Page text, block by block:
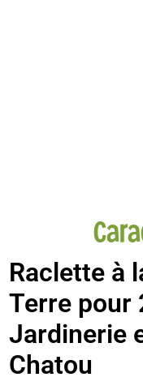
Raclette à
Terre pour
Jardinerie
Chatou